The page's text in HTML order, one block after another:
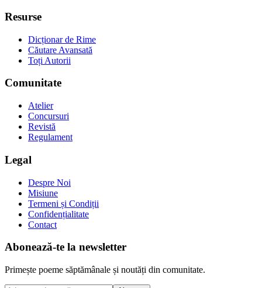
Resurse
Dicționar de Rime
Căutare Avansată
Toți Autorii
Comunitate
Atelier
Concursuri
Revistă
Regulament
Legal
Despre Noi
Misiune
Termeni și Condiții
Confidențialitate
Contact
Abonează-te la newsletter
Primește poeme săptămânale și noutăți din comunitate.